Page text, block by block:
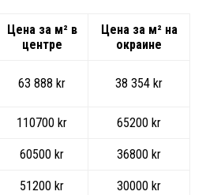
Цена за м² в
центре
Цена за м² на
окраине
63 888 kr 38 354 kr
110700 kr 65200 kr
60500 kr 36800 kr
51200 kr 30000 kr